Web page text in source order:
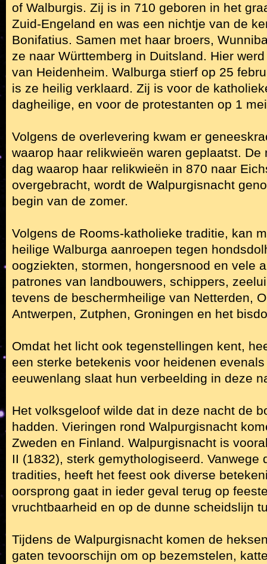
of Walburgis. Zij is in 710 geboren in het
Zuid-Engeland en was een nichtje van de
Bonifatius. Samen met haar broers,
ze naar Württemberg in Duitsland. Hier
van Heidenheim. Walburga stierf op 25
is ze heilig verklaard. Zij is voor de
dagheilige, en voor de protestanten op 1
Volgens de overlevering kwam er
waarop haar relikwieën waren geplaatst. De
dag waarop haar relikwieën in 870 naar
overgebracht, wordt de Walpurgisnacht
begin van de zomer.
Volgens de Rooms-katholieke traditie, kan
heilige Walburga aanroepen tegen
oogziekten, stormen, hongersnood en vele
patrones van landbouwers, schippers,
tevens de beschermheilige van Netterden,
Antwerpen, Zutphen, Groningen en het
Omdat het licht ook tegenstellingen kent,
een sterke betekenis voor heidenen
eeuwenlang slaat hun verbeelding in deze
Het volksgeloof wilde dat in deze nacht de
hadden. Vieringen rond Walpurgisnacht
Zweden en Finland. Walpurgisnacht is
II (1832), sterk gemythologiseerd. Vanwege
tradities, heeft het feest ook diverse
oorsprong gaat in ieder geval terug op
vruchtbaarheid en op de dunne scheidslijn
Tijdens de Walpurgisnacht komen de
gaten tevoorschijn om op bezemstelen,